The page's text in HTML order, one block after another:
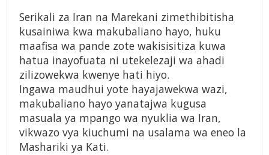
Serikali za Iran na Marekani zimethibitisha
kusainiwa kwa makubaliano hayo, huku
maafisa wa pande zote wakisisitiza kuwa
hatua inayofuata ni utekelezaji wa ahadi
zilizowekwa kwenye hati hiyo.
Ingawa maudhui yote hayajawekwa wazi,
makubaliano hayo yanatajwa kugusa
masuala ya mpango wa nyuklia wa Iran,
vikwazo vya kiuchumi na usalama wa eneo la
Mashariki ya Kati.